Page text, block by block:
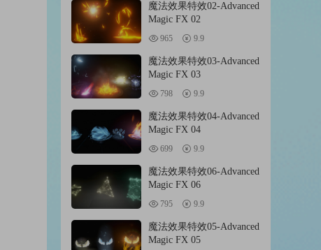
魔法效果特效02-Advanced
Magic FX 02
965 9.9
魔法效果特效03-Advanced
Magic FX 03
798 9.9
魔法效果特效04-Advanced
Magic FX 04
699 9.9
魔法效果特效06-Advanced
Magic FX 06
795 9.9
魔法效果特效05-Advanced
Magic FX 05